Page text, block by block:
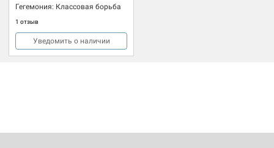
Гегемония: Классовая борьба
1 отзыв
Уведомить о наличии